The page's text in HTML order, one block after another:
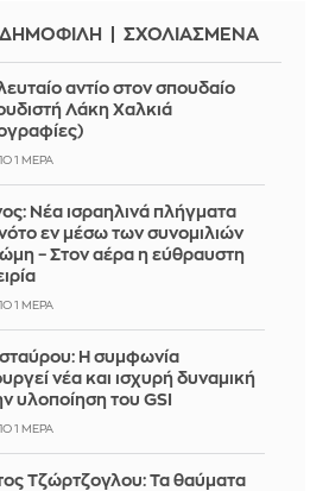
ΔΗΜΟΦΙΛΗ ΣΧΟΛΙΑΣΜΕΝΑ
αντίο στον σπουδαίο
Λάκη Χαλκιά
1 ΜΈΡΑ
Νέα ισραηλινά πλήγματα
εν μέσω των συνομιλιών
– Στον αέρα η εύθραυστη
1 ΜΈΡΑ
Η συμφωνία
νέα και ισχυρή δυναμική
υλοποίηση του GSI
1 ΜΈΡΑ
Τζώρτζογλου: Τα θαύματα